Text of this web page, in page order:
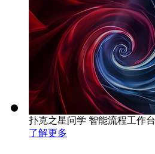
扑克之星问学 智能流程工作台
了解更多